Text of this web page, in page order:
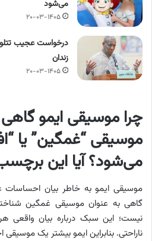
می‌شود
۲۰-۰۳-۱۴۰۵
درخواست عجیب
زندان
۲۰-۰۳-۱۴۰۵
چرا موسیقی ایمو
موسیقی “غمگین” یا
می‌شود؟ آیا این
موسیقی ایمو به خاطر بیان
گاهی به عنوان موسیقی غمگین
نیست؛ این سبک درباره بیان واقعی
ناراحتی. بنابراین ایمو بیشتر یک